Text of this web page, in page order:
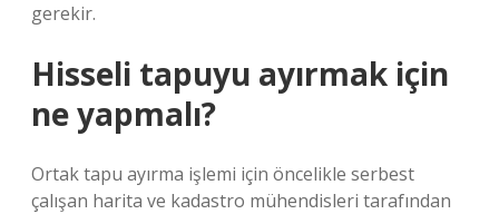
gerekir.
Hisseli tapuyu ayırmak için
ne yapmalı?
Ortak tapu ayırma işlemi için öncelikle serbest
çalışan harita ve kadastro mühendisleri tarafından